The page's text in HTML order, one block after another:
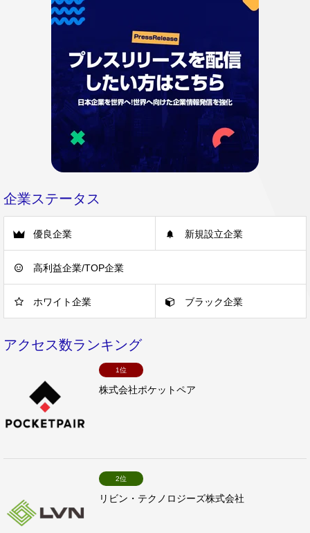
企業ステータス
優良企業 新規設立企業
高利益企業/TOP企業
ホワイト企業 ブラック企業
アクセス数ランキング
1位
株式会社ポケットペア
2位
リビン・テクノロジーズ株式会社